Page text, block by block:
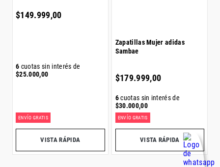
$149.999,00
6 cuotas sin interés de
$25.000,00
ENVÍO GRATIS
VISTA RÁPIDA
Zapatillas Mujer adidas
Sambae
$179.999,00
6cuotas sin interés de
$30.000,00
ENVÍO GRATIS
VISTA RÁPIDA